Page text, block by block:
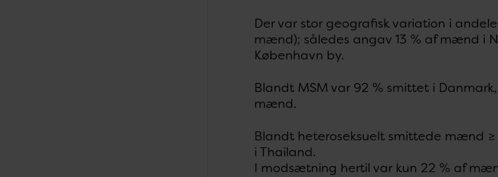
Der var stor geografisk variation i
mænd); således angav 13 % af mænd i
København by.
Blandt MSM var 92 % smittet i
mænd.
Blandt heteroseksuelt smittede mænd
i Thailand.
I modsætning hertil var kun 22 % af